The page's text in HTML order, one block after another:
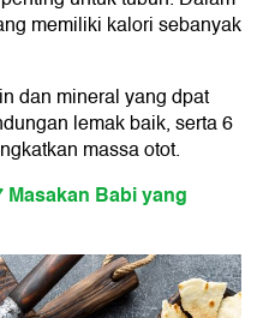
memiliki kalori sebanyak
dan mineral yang dpat
lemak baik, serta 6
massa otot.
Babi yang